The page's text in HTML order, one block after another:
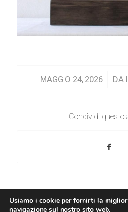
MAGGIO 24, 2026
/ DA
Condividi questo
Usiamo i cookie per fornirti la miglior
navigazione sul nostro sito web.